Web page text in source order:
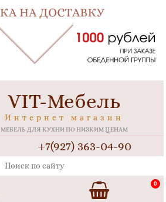
VIT-Мебель
Интернет магазин
МЕБЕЛЬ ДЛЯ КУХНИ ПО НИЗКИМ ЦЕНАМ
+7(927) 363-04-90
0